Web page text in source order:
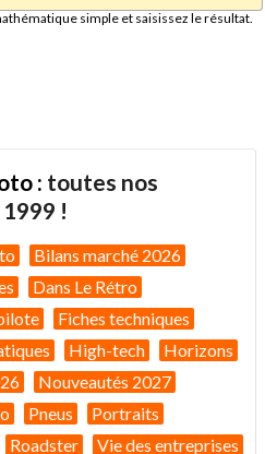
simple et saisissez le résultat.
: toutes nos
!
Bilans marché 2026
Dans Le Rétro
Fiches techniques
High-tech
Horizons
Nouveautés 2027
Pneus
Portraits
Roadster Vie des entreprises